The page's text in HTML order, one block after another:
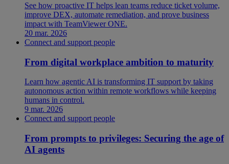
See how proactive IT helps lean teams reduce ticket volume,
improve DEX, automate remediation, and prove business
impact with TeamViewer ONE.
20 mar. 2026
Connect and support people
From digital workplace ambition to maturity
Learn how agentic AI is transforming IT support by taking
autonomous action within remote workflows while keeping
humans in control.
9 mar. 2026
Connect and support people
From prompts to privileges: Securing the age of
AI agents